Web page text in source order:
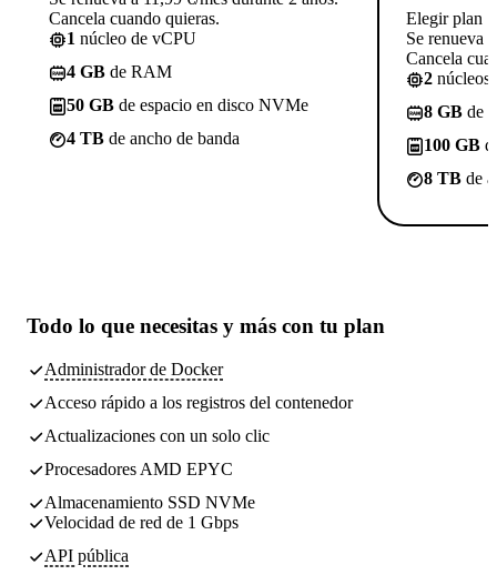
Cancela cuando quieras.
1 núcleo de vCPU
4 GB de RAM
50 GB de espacio en disco NVMe
4 TB de ancho de banda
Elegir plan
Se renueva
Cancela
2 núcleos
8 GB de
100 GB
8 TB de
Todo lo que necesitas y más con tu plan
Administrador de Docker
Acceso rápido a los registros del contenedor
Actualizaciones con un solo clic
Procesadores AMD EPYC
Almacenamiento SSD NVMe
Velocidad de red de 1 Gbps
API pública